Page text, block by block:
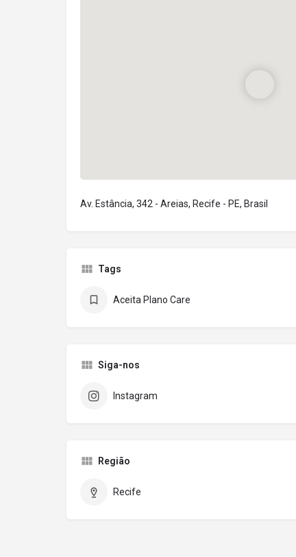
Av. Estância, 342 - Areias, Recife - PE, Brasil
Tags
Aceita Plano Care
Siga-nos
Instagram
Região
Recife